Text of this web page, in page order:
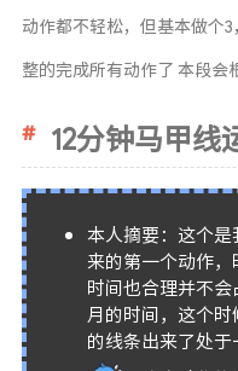
动作都不轻松，但基本做个
整的完成所有动作了 本段
12分钟马甲线
本人摘要：这个
来的第一个动作
时间也合理并不
月的时间，这个
的线条出来了处